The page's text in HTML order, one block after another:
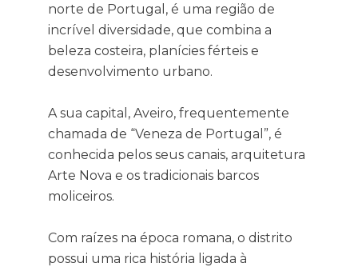
norte de Portugal, é uma região de
incrível diversidade, que combina a
beleza costeira, planícies férteis e
desenvolvimento urbano.
A sua capital, Aveiro, frequentemente
chamada de “Veneza de Portugal”, é
conhecida pelos seus canais, arquitetura
Arte Nova e os tradicionais barcos
moliceiros.
Com raízes na época romana, o distrito
possui uma rica história ligada à